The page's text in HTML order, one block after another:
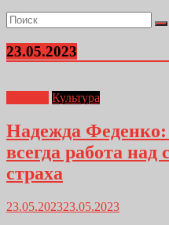
23.05.2023
Культура
Надежда Феденко:
всегда работа над
страха
23.05.202323.05.2023